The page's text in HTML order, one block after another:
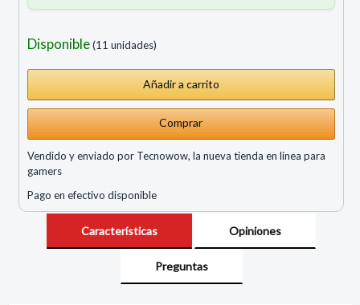
Disponible(11 unidades)
Comprar
Vendido y enviado por Tecnowow, la nueva tienda en linea para
gamers
Pago en efectivo disponible
Características Opiniones
Preguntas